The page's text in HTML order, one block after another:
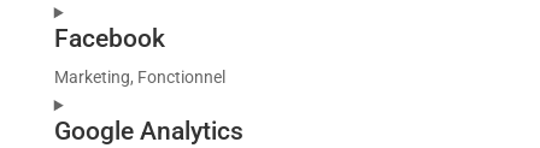
Consent
to
service
Facebook
Marketing, Fonctionnel
Consent
to
Google Analytics